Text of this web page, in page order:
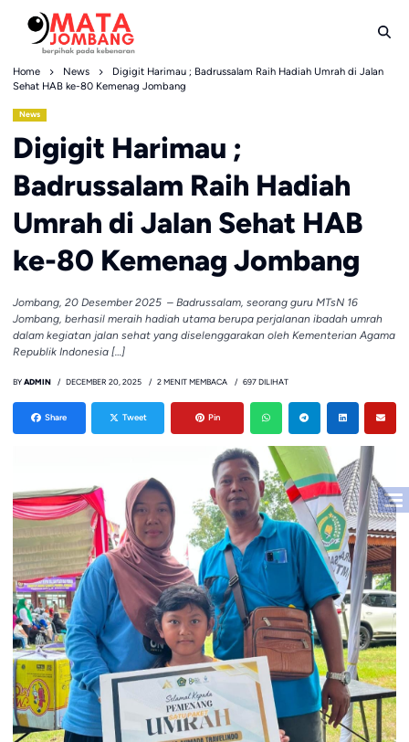
content
Home News
Digigit Harimau ; Badrussalam Raih Hadiah Umrah di Jalan
Sehat HAB ke-80 Kemenag Jombang
News
Digigit Harimau ;
Badrussalam Raih Hadiah
Umrah di Jalan Sehat HAB
ke-80 Kemenag Jombang
Jombang, 20 Desember 2025 – Badrussalam, seorang guru MTsN 16
Jombang, berhasil meraih hadiah utama berupa perjalanan ibadah umrah
dalam kegiatan jalan sehat yang diselenggarakan oleh Kementerian Agama
Republik Indonesia […]
BY ADMIN DECEMBER 20, 2025 2 MENIT MEMBACA 697 DILIHAT
Share Tweet Pin